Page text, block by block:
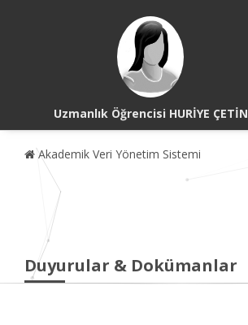
Uzmanlık Öğrencisi HURİYE ÇETİN
Akademik Veri Yönetim Sistemi
Duyurular & Dokümanlar